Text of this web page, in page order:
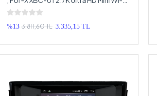
ve Body Kamera
%13 3.811,60 TL 3.335,15 TL